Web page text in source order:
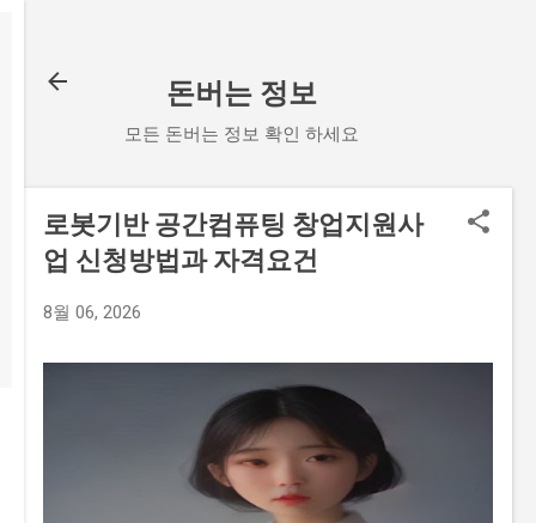
돈버는 정보
모든 돈버는 정보 확인 하세요
로봇기반 공간컴퓨팅 창업지원사
업 신청방법과 자격요건
8월 06, 2026